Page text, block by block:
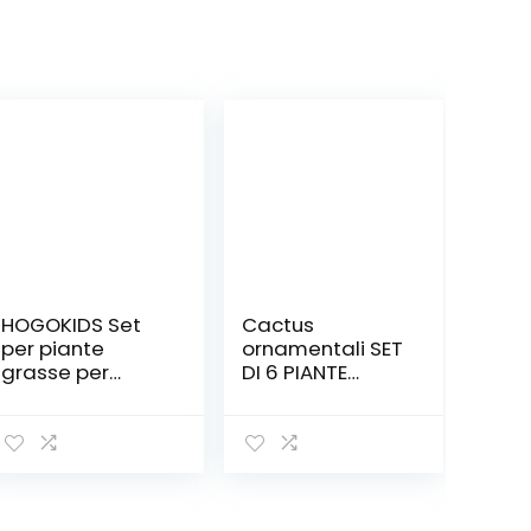
HOGOKIDS Set
per piante
grasse per
casa o ufficio,
Cactus
ornamentali SET
DI 6 PIANTE
5. 5 cm